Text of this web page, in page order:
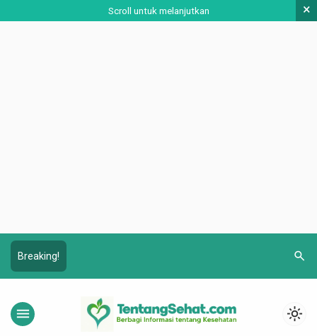
Scroll untuk melanjutkan ×
Breaking! search
menu light_mode